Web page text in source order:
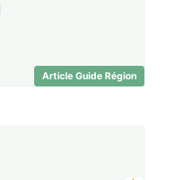
Article Guide Région